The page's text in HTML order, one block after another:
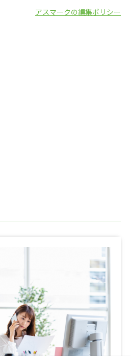
アスマークの編集ポリシー